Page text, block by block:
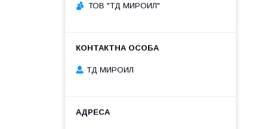
ТОВ "ТД МИРОИЛ"
ТД МИРОИЛ